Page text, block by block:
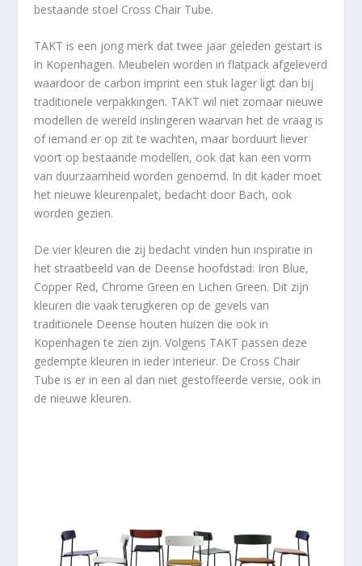
bestaande stoel Cross Chair Tube.
TAKT is een jong merk dat twee jaar geleden gestart is
in Kopenhagen. Meubelen worden in flatpack afgeleverd
waardoor de carbon imprint een stuk lager ligt dan bij
traditionele verpakkingen. TAKT wil niet zomaar nieuwe
modellen de wereld inslingeren waarvan het de vraag is
of iemand er op zit te wachten, maar borduurt liever
voort op bestaande modellen, ook dat kan een vorm
van duurzaamheid worden genoemd. In dit kader moet
het nieuwe kleurenpalet, bedacht door Bach, ook
worden gezien.
De vier kleuren die zij bedacht vinden hun inspiratie in
het straatbeeld van de Deense hoofdstad: Iron Blue,
Copper Red, Chrome Green en Lichen Green. Dit zijn
kleuren die vaak terugkeren op de gevels van
traditionele Deense houten huizen die ook in
Kopenhagen te zien zijn. Volgens TAKT passen deze
gedempte kleuren in ieder interieur. De Cross Chair
Tube is er in een al dan niet gestoffeerde versie, ook in
de nieuwe kleuren.